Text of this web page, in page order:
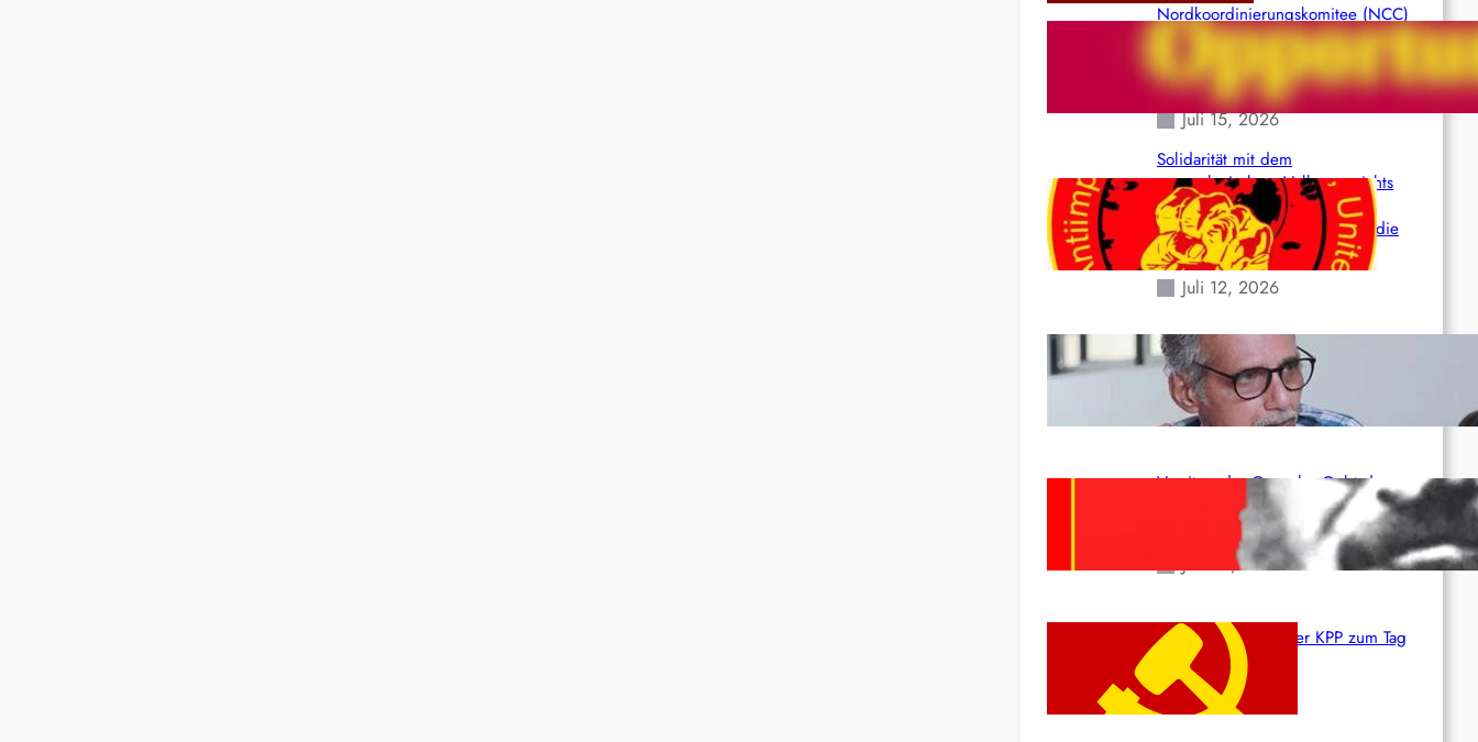
Nordkoordinierungskomitee (NCC)
der Kommunistischen Partei Indiens
(Maoistisch): Postmoderner
Opportunismus
Juli 15, 2026
Solidarität mit dem
venezolanischem Volk angesichts
der verlorenen Leben und der
katastrophalen Situation durch die
Erdbeben des 24. Juni!
Juli 12, 2026
Indien: „Die Politik der
Kapitulation“ von K. Murali (Ajith)
Juli 1, 2026
Vorsitzender Gonzalo: Gebt das
Leben für die Partei und die
Juni 19, 2026
Beschluss des ZK der KPP zum Tag
des Heldentums
Juni 19, 2026